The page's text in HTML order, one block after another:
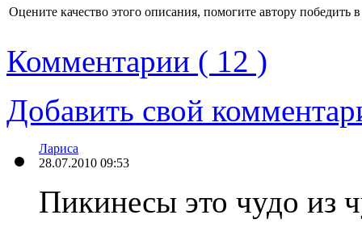
Оцените качество этого описания, помогите автору победить
Комментарии ( 12 )
Добавить свой
Лариса
28.07.2010 09:53
Пикинесы это чудо из